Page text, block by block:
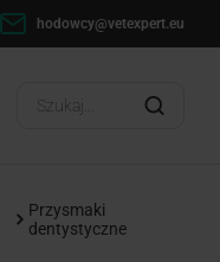
hodowcy@vetexpert.eu
Przysmaki
dentystyczne